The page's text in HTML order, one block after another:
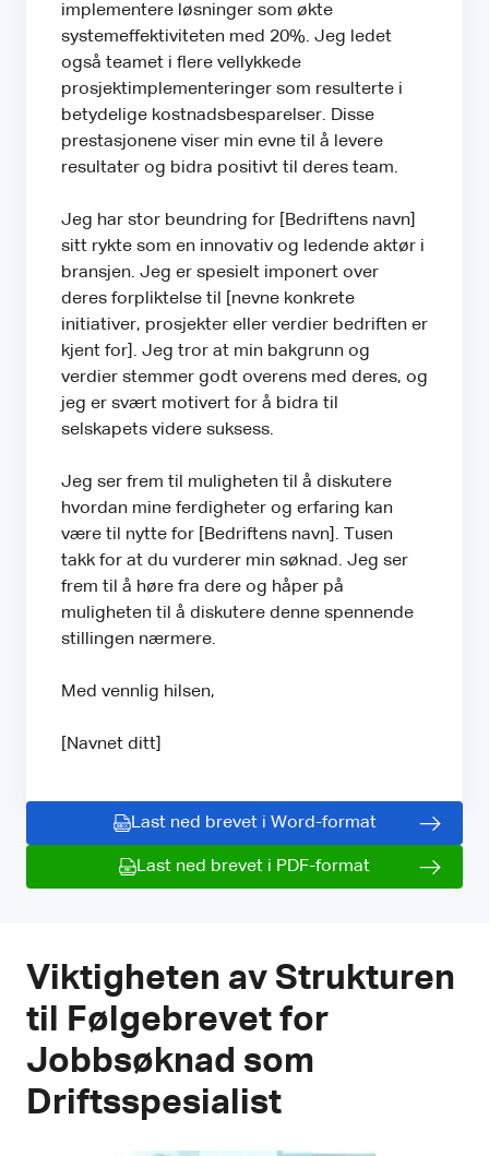
implementere løsninger som økte
systemeffektiviteten med 20%. Jeg ledet
også teamet i flere vellykkede
prosjektimplementeringer som resulterte i
betydelige kostnadsbesparelser. Disse
prestasjonene viser min evne til å levere
resultater og bidra positivt til deres team.
Jeg har stor beundring for [Bedriftens navn]
sitt rykte som en innovativ og ledende aktør i
bransjen. Jeg er spesielt imponert over
deres forpliktelse til [nevne konkrete
initiativer, prosjekter eller verdier bedriften er
kjent for]. Jeg tror at min bakgrunn og
verdier stemmer godt overens med deres, og
jeg er svært motivert for å bidra til
selskapets videre suksess.
Jeg ser frem til muligheten til å diskutere
hvordan mine ferdigheter og erfaring kan
være til nytte for [Bedriftens navn]. Tusen
takk for at du vurderer min søknad. Jeg ser
frem til å høre fra dere og håper på
muligheten til å diskutere denne spennende
stillingen nærmere.
Med vennlig hilsen,
[Navnet ditt]
Last ned brevet i Word-format
Last ned brevet i PDF-format
Viktigheten av Strukturen
til Følgebrevet for
Jobbsøknad som
Driftsspesialist